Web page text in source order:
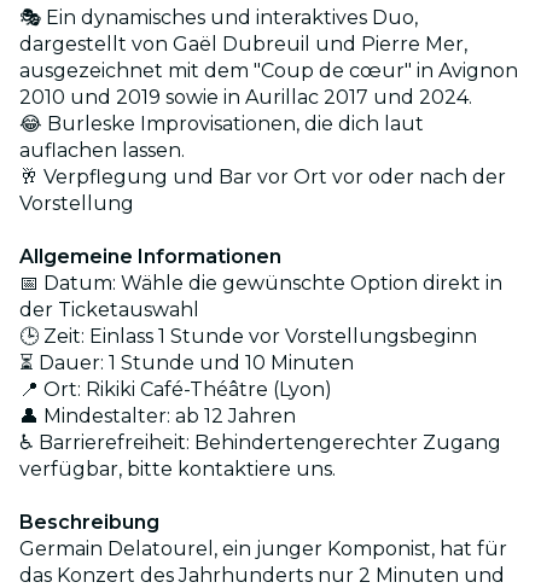
🎭 Ein dynamisches und interaktives Duo,
dargestellt von Gaël Dubreuil und Pierre Mer,
ausgezeichnet mit dem "Coup de cœur" in Avignon
2010 und 2019 sowie in Aurillac 2017 und 2024.
😂 Burleske Improvisationen, die dich laut
auflachen lassen.
🥂 Verpflegung und Bar vor Ort vor oder nach der
Vorstellung
Allgemeine Informationen
📅 Datum: Wähle die gewünschte Option direkt in
der Ticketauswahl
🕒 Zeit: Einlass 1 Stunde vor Vorstellungsbeginn
⏳ Dauer: 1 Stunde und 10 Minuten
📍 Ort: Rikiki Café-Théâtre (Lyon)
👤 Mindestalter: ab 12 Jahren
♿ Barrierefreiheit: Behindertengerechter Zugang
verfügbar, bitte kontaktiere uns.
Beschreibung
Germain Delatourel, ein junger Komponist, hat für
das Konzert des Jahrhunderts nur 2 Minuten und